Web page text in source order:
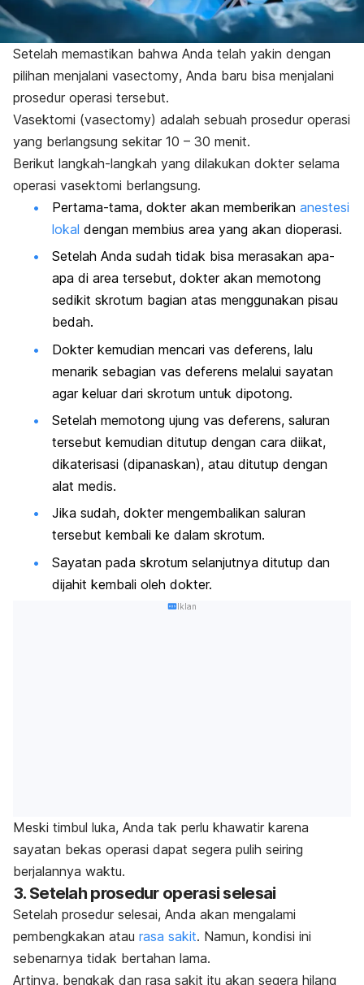
Setelah memastikan bahwa Anda telah yakin dengan
pilihan menjalani vasectomy, Anda baru bisa menjalani
prosedur operasi tersebut.
Vasektomi (vasectomy) adalah sebuah prosedur operasi
yang berlangsung sekitar 10 – 30 menit.
Berikut langkah-langkah yang dilakukan dokter selama
operasi vasektomi berlangsung.
Pertama-tama, dokter akan memberikan anestesi
lokal dengan membius area yang akan dioperasi.
Setelah Anda sudah tidak bisa merasakan apa-
apa di area tersebut, dokter akan memotong
sedikit skrotum bagian atas menggunakan pisau
bedah.
Dokter kemudian mencari vas deferens, lalu
menarik sebagian vas deferens melalui sayatan
agar keluar dari skrotum untuk dipotong.
Setelah memotong ujung vas deferens, saluran
tersebut kemudian ditutup dengan cara diikat,
dikaterisasi (dipanaskan), atau ditutup dengan
alat medis.
Jika sudah, dokter mengembalikan saluran
tersebut kembali ke dalam skrotum.
Sayatan pada skrotum selanjutnya ditutup dan
dijahit kembali oleh dokter.
Iklan
Meski timbul luka, Anda tak perlu khawatir karena
sayatan bekas operasi dapat segera pulih seiring
berjalannya waktu.
3. Setelah prosedur operasi selesai
Setelah prosedur selesai, Anda akan mengalami
pembengkakan atau rasa sakit. Namun, kondisi ini
sebenarnya tidak bertahan lama.
Artinya, bengkak dan rasa sakit itu akan segera hilang